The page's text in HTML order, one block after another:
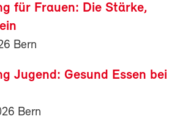
für Frauen: Die Stärke,
Bern
Jugend: Gesund Essen bei
Bern